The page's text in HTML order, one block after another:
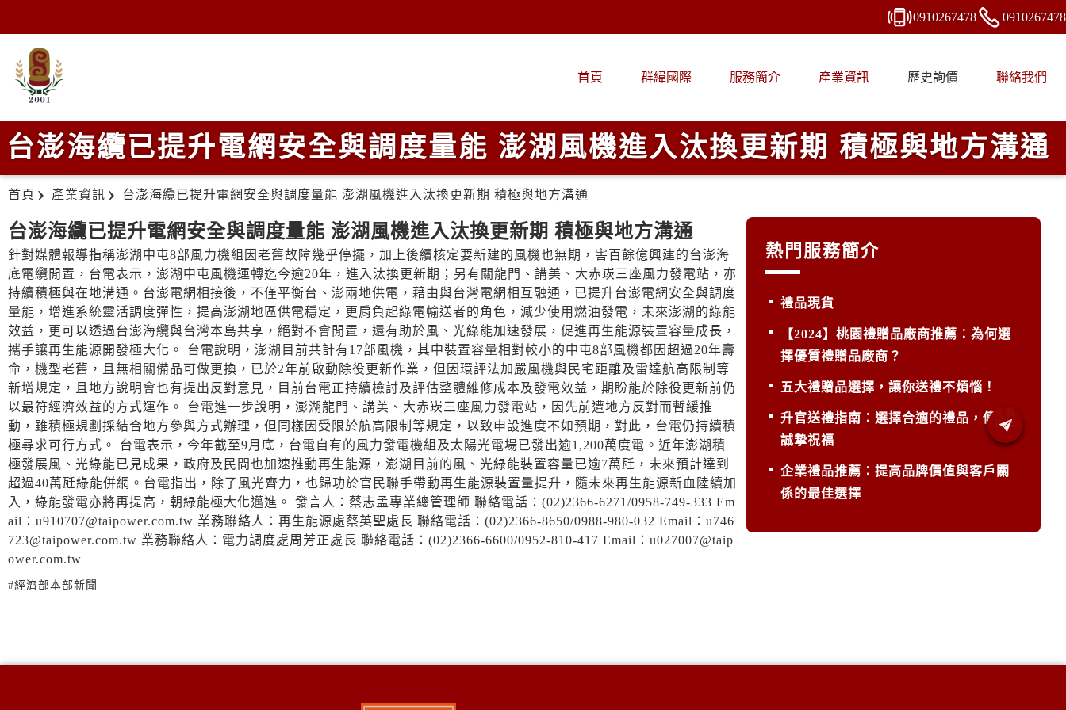
0910267478 0910267478
首頁 群緯國際 服務簡介 產業資訊 歷史詢價 聯絡我們
台澎海纜已提升電網安全與調度量能 澎湖風機進入汰換更新期 積極與地方溝通
首頁 產業資訊 台澎海纜已提升電網安全與調度量能 澎湖風機進入汰換更新期 積極與地方溝通
台澎海纜已提升電網安全與調度量能 澎湖風機進入汰換更新期 積極與地方溝通
針對媒體報導指稱澎湖中屯8部風力機組因老舊故障幾乎停擺，加上後續核定要新建的風機也無期，害百餘億興建的台澎海
底電纜閒置，台電表示，澎湖中屯風機運轉迄今逾20年，進入汰換更新期；另有關龍門、講美、大赤崁三座風力發電站，亦
持續積極與在地溝通。台澎電網相接後，不僅平衡台、澎兩地供電，藉由與台灣電網相互融通，已提升台澎電網安全與調度
量能，增進系統靈活調度彈性，提高澎湖地區供電穩定，更肩負起綠電輸送者的角色，減少使用燃油發電，未來澎湖的綠能
效益，更可以透過台澎海纜與台灣本島共享，絕對不會閒置，還有助於風、光綠能加速發展，促進再生能源裝置容量成長，
攜手讓再生能源開發極大化。 台電說明，澎湖目前共計有17部風機，其中裝置容量相對較小的中屯8部風機都因超過20年壽
命，機型老舊，且無相關備品可做更換，已於2年前啟動除役更新作業，但因環評法加嚴風機與民宅距離及雷達航高限制等
新增規定，且地方說明會也有提出反對意見，目前台電正持續檢討及評估整體維修成本及發電效益，期盼能於除役更新前仍
以最符經濟效益的方式運作。 台電進一步說明，澎湖龍門、講美、大赤崁三座風力發電站，因先前遭地方反對而暫緩推
動，雖積極規劃採結合地方參與方式辦理，但同樣因受限於航高限制等規定，以致申設進度不如預期，對此，台電仍持續積
極尋求可行方式。 台電表示，今年截至9月底，台電自有的風力發電機組及太陽光電場已發出逾1,200萬度電。近年澎湖積
極發展風、光綠能已見成果，政府及民間也加速推動再生能源，澎湖目前的風、光綠能裝置容量已逾7萬瓩，未來預計達到
超過40萬瓩綠能併網。台電指出，除了風光齊力，也歸功於官民聯手帶動再生能源裝置量提升，隨未來再生能源新血陸續加
入，綠能發電亦將再提高，朝綠能極大化邁進。 發言人：蔡志孟專業總管理師 聯絡電話：(02)2366-6271/0958-749-333 Em
ail：u910707@taipower.com.tw 業務聯絡人：再生能源處蔡英聖處長 聯絡電話：(02)2366-8650/0988-980-032 Email：u746
723@taipower.com.tw 業務聯絡人：電力調度處周芳正處長 聯絡電話：(02)2366-6600/0952-810-417 Email：u027007@taip
ower.com.tw
#經濟部本部新聞
熱門服務簡介
禮品現貨
【2024】桃園禮贈品廠商推薦：為何選
擇優質禮贈品廠商？
五大禮贈品選擇，讓你送禮不煩惱！
升官送禮指南：選擇合適的禮品，傳遞
誠摯祝福
企業禮品推薦：提高品牌價值與客戶關
係的最佳選擇